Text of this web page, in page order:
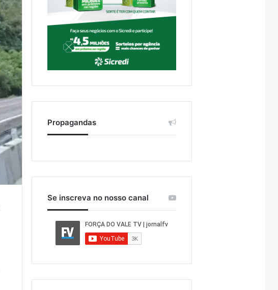
Propagandas
Se inscreva no nosso canal